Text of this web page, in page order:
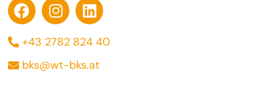
+43 2782 824 40
bks@wt-bks.at